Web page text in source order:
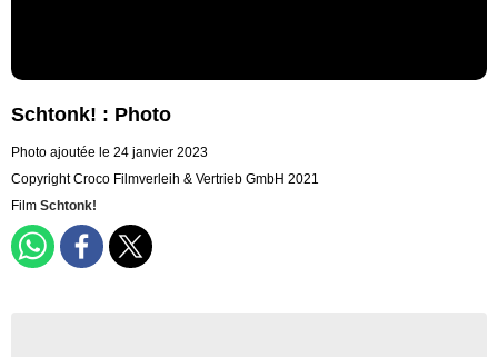
Schtonk! : Photo
Photo ajoutée le 24 janvier 2023
Copyright Croco Filmverleih & Vertrieb GmbH 2021
Film Schtonk!